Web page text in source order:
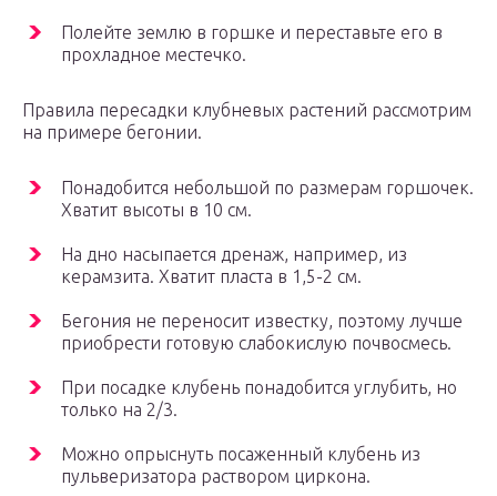
Полейте землю в горшке и переставьте его в
прохладное местечко.
Правила пересадки клубневых растений рассмотрим
на примере бегонии.
Понадобится небольшой по размерам горшочек.
Хватит высоты в 10 см.
На дно насыпается дренаж, например, из
керамзита. Хватит пласта в 1,5-2 см.
Бегония не переносит известку, поэтому лучше
приобрести готовую слабокислую почвосмесь.
При посадке клубень понадобится углубить, но
только на 2/3.
Можно опрыснуть посаженный клубень из
пульверизатора раствором циркона.